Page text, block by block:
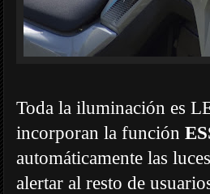
Toda la iluminación es
incorporan la función
automáticamente las
alertar al resto de